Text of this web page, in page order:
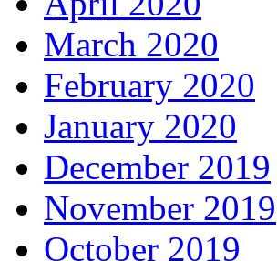
March 2020
February 2020
January 2020
December 2019
November 2019
October 2019